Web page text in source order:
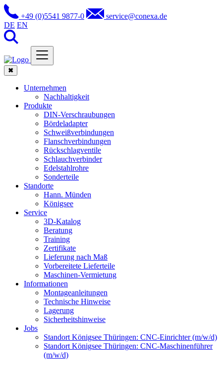
+49 (0)5541 9877-0
service@conexa.de
DE EN
✖
Unternehmen
Nachhaltigkeit
Produkte
DIN-Verschraubungen
Bördeladapter
Schweißverbindungen
Flanschverbindungen
Rückschlagventile
Schlauchverbinder
Edelstahlrohre
Sonderteile
Standorte
Hann. Münden
Königsee
Service
3D-Katalog
Beratung
Training
Zertifikate
Lieferung nach Maß
Vorbereitete Lieferteile
Maschinen-Vermietung
Informationen
Montageanleitungen
Technische Hinweise
Lagerung
Sicherheitshinweise
Jobs
Standort Königsee Thüringen: CNC-Einrichter (m/w/d)
Standort Königsee Thüringen: CNC-Maschinenführer
(m/w/d)